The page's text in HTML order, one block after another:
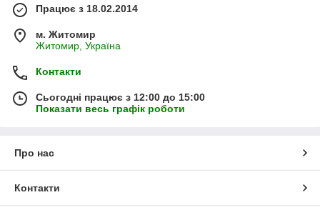
Працює з 18.02.2014
м. Житомир
Житомир, Україна
Контакти
Сьогодні працює з 12:00 до 15:00
Показати весь графік роботи
Про нас
Контакти